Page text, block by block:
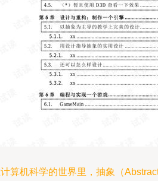
算机科学的世界里，抽象（